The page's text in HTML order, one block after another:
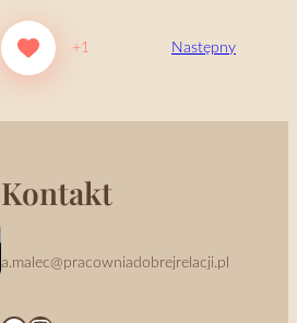
+1 Następny
Kontakt
a.malec@pracowniadobrejrelacji.pl